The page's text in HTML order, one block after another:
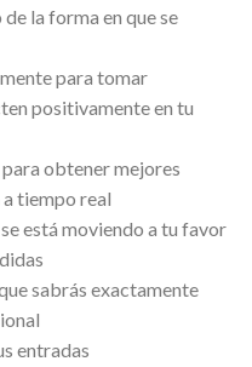
la forma en que se
para tomar
positivamente en tu
obtener mejores
tiempo real
está moviendo a tu favor
sabrás exactamente
entradas